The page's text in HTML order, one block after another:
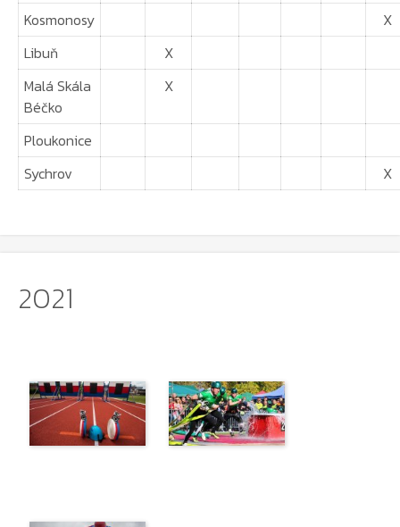
Kosmonosy
X
Libuň
X
Malá Skála
Béčko
X
Ploukonice
Sychrov
X
2021